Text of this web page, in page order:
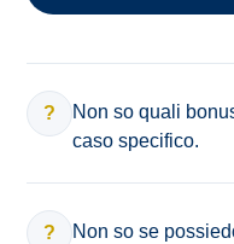
?
Non so quali
caso specifico.
?
Non so se